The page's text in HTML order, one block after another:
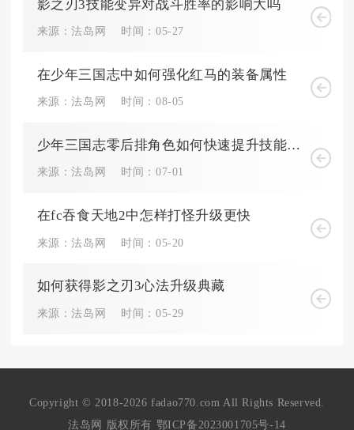
影之刃3技能变异对战斗胜率的影响大吗
来源：法岛网 时间：05-27
在少年三国志中如何强化红马的装备属性
来源：法岛网 时间：08-05
少年三国志零后排角色如何快速提升技能伤害
来源：法岛网 时间：07-01
在fc吞食天地2中怎样打怪升级更快
来源：法岛网 时间：05-20
如何获得影之刃3心法升级典藏
来源：法岛网 时间：05-29
Copyright © 2018-2026 fadao770.com All Rights Reserved.
法岛网 版权所有 鄂ICP备2023001705号-14